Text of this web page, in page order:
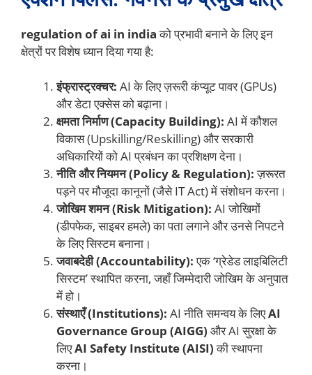
regulation of ai in indiaको प्रभावी बनाने के लिए इन
क्षेत्रों पर विशेष ध्यान दिया गया है:
इंफ्रास्ट्रक्चर: AI के लिए ज़रूरी कंप्यूट पावर (GPUs)
और डेटा एक्सेस को बढ़ाना।
क्षमता निर्माण (Capacity Building): AI में कौशल
विकास (Upskilling/Reskilling) और सरकारी
अधिकारियों को AI प्रबंधन का प्रशिक्षण देना।
नीति और नियमन (Policy & Regulation):ज़रूरत
पड़ने पर मौजूदा कानूनों (जैसे IT Act) में संशोधन करना।
जोखिम शमन (Risk Mitigation): AI जोखिमों
(डीपफेक, साइबर हमले) का पता लगाने और उनसे निपटने
के लिए सिस्टम बनाना।
जवाबदेही (Accountability):एक ‘ग्रेडेड लाइबिलिटी
सिस्टम’ स्थापित करना, जहाँ जिम्मेदारी जोखिम के अनुपात
में हो।
संस्थाएँ (Institutions): AI नीति समन्वय के लिएAI
Governance Group (AIGG) और AI सुरक्षा के
लिएAI Safety Institute (AISI)की स्थापना
करना।